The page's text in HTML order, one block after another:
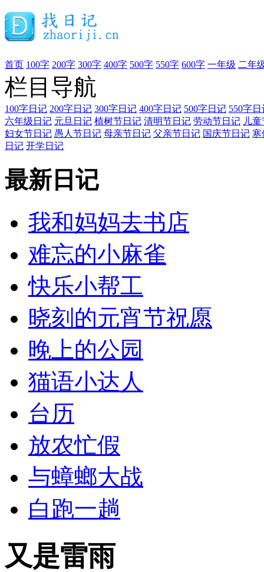
首页 100字 200字 300字 400字 500字 550字 600字 一年级 二年
栏目导航
100字日记 200字日记 300字日记 400字日记 500字日记 550字日
六年级日记 元旦日记 植树节日记 清明节日记 劳动节日记 儿
妇女节日记 愚人节日记 母亲节日记 父亲节日记 国庆节日记 寒
日记 开学日记
最新日记
我和妈妈去书店
难忘的小麻雀
快乐小帮工
晓刻的元宵节祝愿
晚上的公园
猫语小达人
台历
放农忙假
与蟑螂大战
白跑一趟
又是雷雨